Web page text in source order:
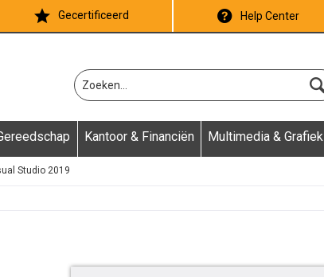
Gecertificeerd Help Center
Kantoor & Financiën Multimedia & Grafiek
Studio 2019